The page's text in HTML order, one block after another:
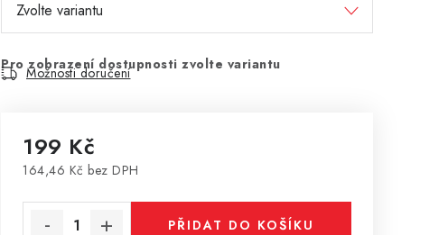
Pro zobrazení dostupnosti zvolte variantu
Možnosti doručení
199 Kč
164,46 Kč bez DPH
PŘIDAT DO KOŠÍKU